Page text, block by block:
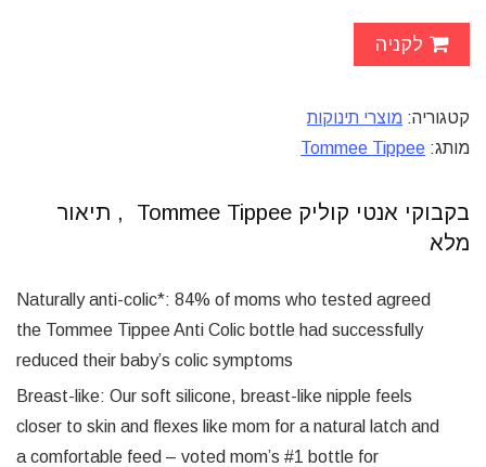
לקניה
קטגוריה: מוצרי תינוקות
מותג: Tommee Tippee
בקבוקי אנטי קוליק Tommee Tippee , תיאור
מלא
Naturally anti-colic*: 84% of moms who tested agreed
the Tommee Tippee Anti Colic bottle had successfully
reduced their baby’s colic symptoms
Breast-like: Our soft silicone, breast-like nipple feels
closer to skin and flexes like mom for a natural latch and
a comfortable feed – voted mom’s #1 bottle for